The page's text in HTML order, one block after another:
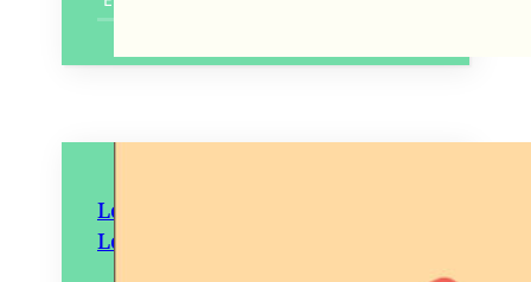
Le Festival Interceltique de
Lorient